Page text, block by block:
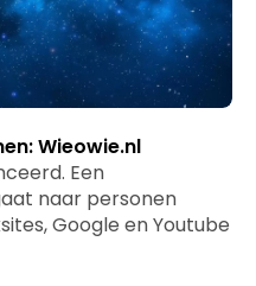
Wieowie.nl
Een
naar personen
Google en Youtube